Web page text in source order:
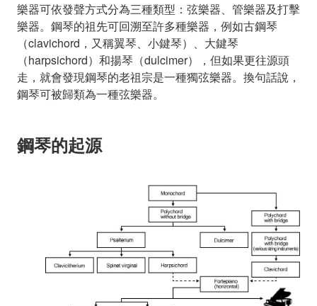
樂器可依發聲方式分為三種類型：弦樂器、管樂器及打擊
樂器。鋼琴的祖先可回溯至許多種樂器，例如古鋼琴
（clavichord，又稱翼琴、小鍵琴）、大鍵琴
（harpsichord）和揚琴（dulcimer），但如果更往源頭
走，就會發現鋼琴的老祖宗是一種獨弦樂器。換句話說，
鋼琴可被歸類為一種弦樂器。
鋼琴的起源